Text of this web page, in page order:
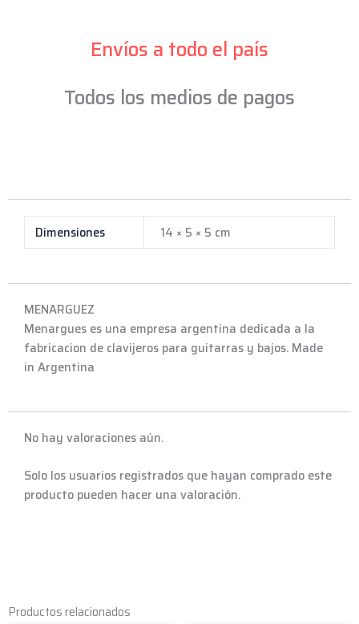
Envíos a todo el país
Todos los medios de pagos
Dimensiones 14 × 5 × 5 cm
MENARGUEZ
Menargues es una empresa argentina dedicada a la
fabricacion de clavijeros para guitarras y bajos. Made
in Argentina
No hay valoraciones aún.
Solo los usuarios registrados que hayan comprado este
producto pueden hacer una valoración.
Productos relacionados